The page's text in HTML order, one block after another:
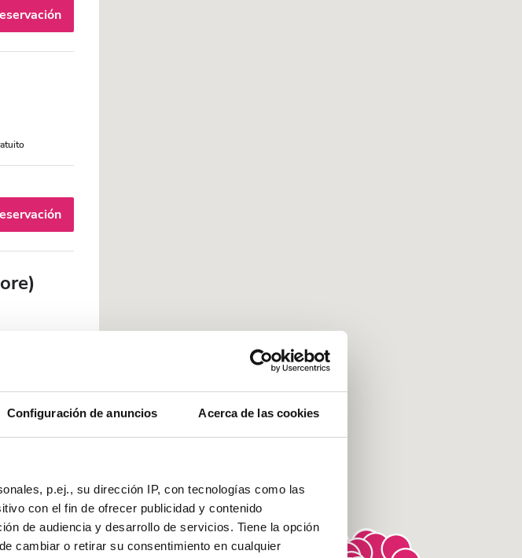
Configuración de anuncios Acerca de las cookies
p.ej., su dirección IP, con tecnologías como las
con el fin de ofrecer publicidad y contenido
de audiencia y desarrollo de servicios. Tiene la opción
cambiar o retirar su consentimiento en cualquier
Reservación